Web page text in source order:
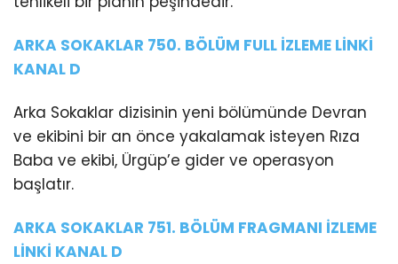
ARKA SOKAKLAR 750. BÖLÜM FULL İZLEME LİNKİ
KANAL D
Arka Sokaklar dizisinin yeni bölümünde Devran
ve ekibini bir an önce yakalamak isteyen Rıza
Baba ve ekibi, Ürgüp’e gider ve operasyon
başlatır.
ARKA SOKAKLAR 751. BÖLÜM FRAGMANI İZLEME
LİNKİ KANAL D